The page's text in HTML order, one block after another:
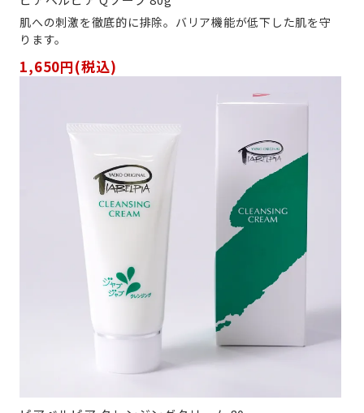
肌への刺激を徹底的に排除。バリア機能が低下した肌を守
ります。
1,650円(税込)